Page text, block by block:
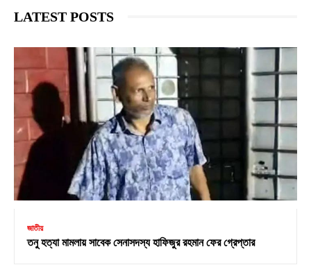
LATEST POSTS
জাতীয়
তনু হত্যা মামলায় সাবেক সেনাসদস্য হাফিজুর রহমান ফের গ্রেপ্তার